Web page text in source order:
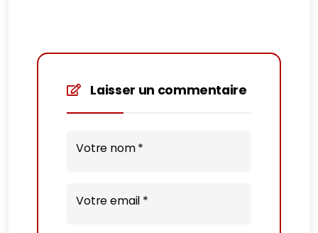
Laisser un commentaire
Votre nom *
Votre email *